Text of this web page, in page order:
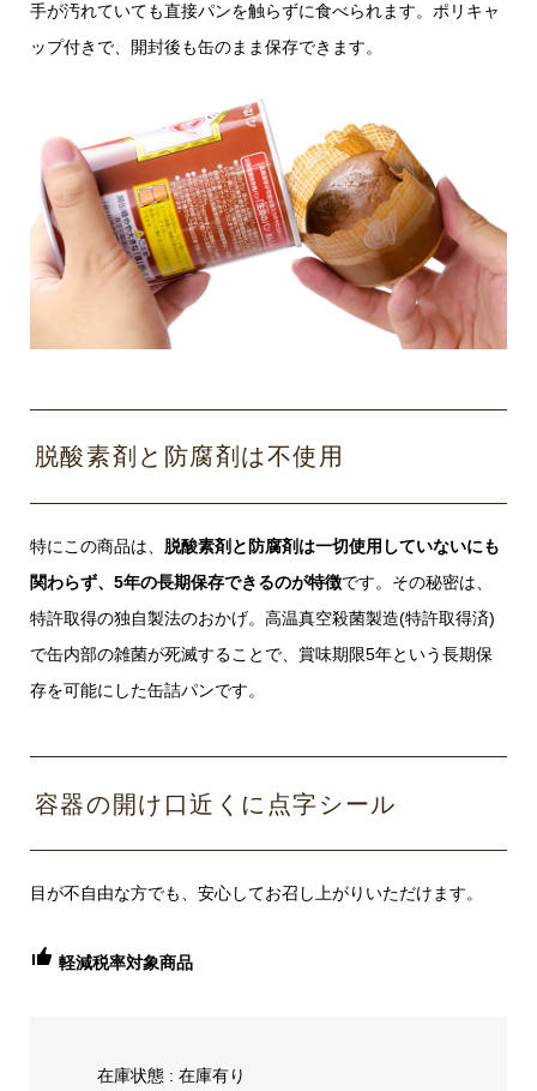
手が汚れていても直接パンを触らずに食べられます。ポリキャ
ップ付きで、開封後も缶のまま保存できます。
脱酸素剤と防腐剤は不使用
特にこの商品は、 脱酸素剤と防腐剤は一切使用していないにも
関わらず、5年の長期保存できるのが特徴です。その秘密は、
特許取得の独自製法のおかげ。高温真空殺菌製造(特許取得済)
で缶内部の雑菌が死滅することで、賞味期限5年という長期保
存を可能にした缶詰パンです。
容器の開け口近くに点字シール
目が不自由な方でも、安心してお召し上がりいただけます。
軽減税率対象商品
在庫状態 : 在庫有り